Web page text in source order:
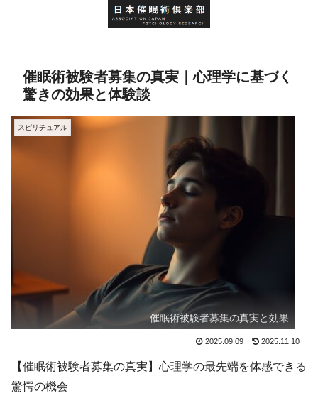
催眠術被験者募集の真実｜心理学に基づく
驚きの効果と体験談
スピリチュアル
催眠術被験者募集の真実と効果
2025.09.09 2025.11.10
【催眠術被験者募集の真実】心理学の最先端を体感できる
驚愕の機会